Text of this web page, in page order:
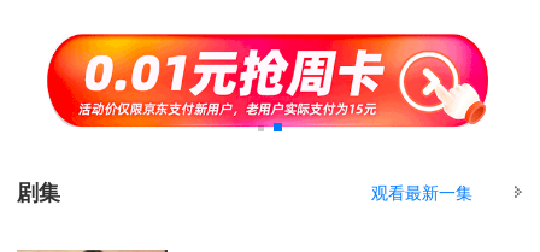
剧集 观看最新一集